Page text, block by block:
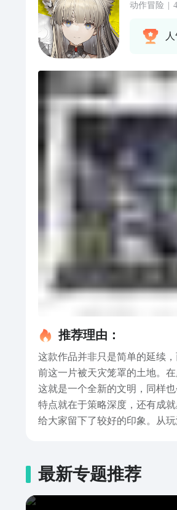
动作冒险
推荐理由：
这款作品并非只是简单的延续
前这一片被天灾笼罩的土地。
这就是一个全新的文明，同样
特点就在于策略深度，还有成
给大家留下了较好的印象。从
的关键，箱庭式地图里面藏着
是明日方舟终末地下载入口。
最新专题推荐